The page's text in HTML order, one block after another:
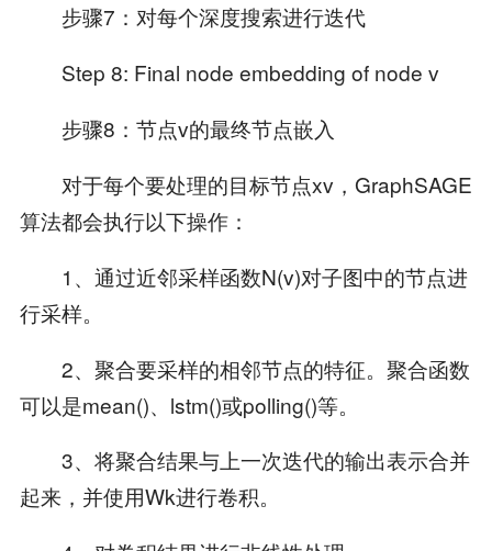
步骤7：对每个深度搜索进行迭代
Step 8: Final node embedding of node v
步骤8：节点v的最终节点嵌入
对于每个要处理的目标节点xv，GraphSAGE
算法都会执行以下操作：
1、通过近邻采样函数N(v)对子图中的节点进
行采样。
2、聚合要采样的相邻节点的特征。聚合函数
可以是mean()、lstm()或polling()等。
3、将聚合结果与上一次迭代的输出表示合并
起来，并使用Wk进行卷积。